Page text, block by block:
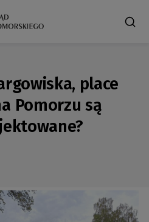
place
Pomorzu są